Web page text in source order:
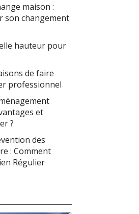
maison :
son changement
hauteur pour
de faire
professionnel
et
?
des
: Comment
Régulier